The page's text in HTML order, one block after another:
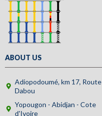
ABOUT US
Adiopodoumé, km 17, Route
Dabou
Yopougon - Abidjan - Cote
d'Ivoire